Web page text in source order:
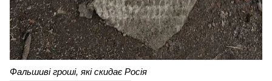
Фальшиві гроші, які скидає Росія